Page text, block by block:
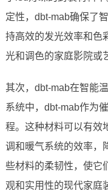
定性，dbt-mab确保了
持高效的发光效率和色
光和调色的家庭影院或
其次，dbt-mab在智能
系统中，dbt-mab作为
程。这种材料可以有效
调和暖气系统的效率，
些材料的柔韧性，使它
观和实用性的现代家庭